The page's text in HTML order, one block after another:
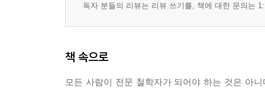
독자 분들의 리뷰는 리뷰 쓰기를, 책에 대한 문의는
책 속으로
모든 사람이 전문 철학자가 되어야 하는 것은 아